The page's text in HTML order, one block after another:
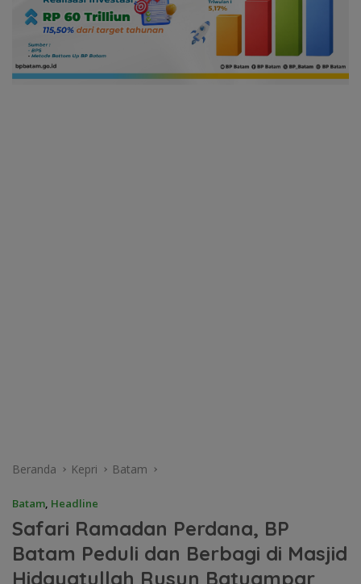
Beranda Kepri Batam
Batam, Headline
Safari Ramadan Perdana, BP
Batam Peduli dan Berbagi di Masjid
Hidayatullah Rusun Batuampar